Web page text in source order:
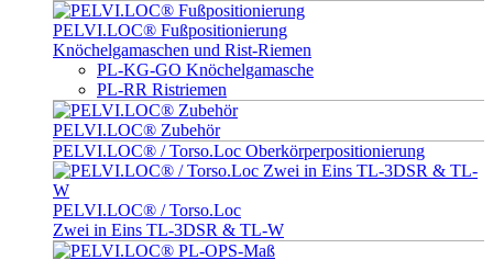
PELVI.LOC® Fußpositionierung
Knöchelgamaschen und Rist-Riemen
PL-KG-GO Knöchelgamasche
PL-RR Ristriemen
PELVI.LOC® Zubehör
PELVI.LOC® / Torso.Loc Oberkörperpositionierung
PELVI.LOC® / Torso.Loc
Zwei in Eins TL-3DSR & TL-W